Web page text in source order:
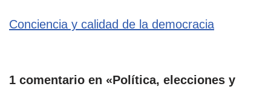
Conciencia y calidad de la democracia
1 comentario en «Política, elecciones y